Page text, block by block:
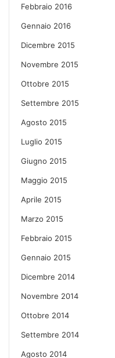
Febbraio 2016
Gennaio 2016
Dicembre 2015
Novembre 2015
Ottobre 2015
Settembre 2015
Agosto 2015
Luglio 2015
Giugno 2015
Maggio 2015
Aprile 2015
Marzo 2015
Febbraio 2015
Gennaio 2015
Dicembre 2014
Novembre 2014
Ottobre 2014
Settembre 2014
Agosto 2014